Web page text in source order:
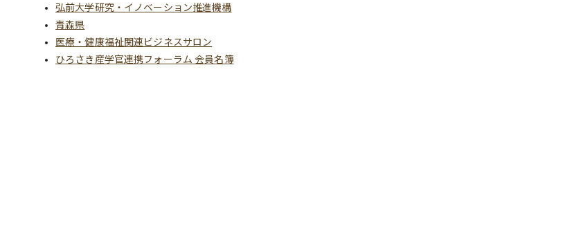
弘前大学研究・イノベーション推進機構
青森県
医療・健康福祉関連ビジネスサロン
ひろさき産学官連携フォーラム 会員名簿